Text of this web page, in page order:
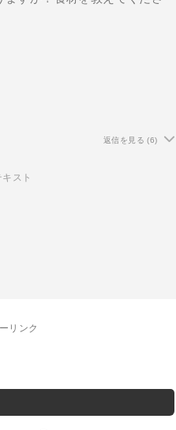
返信を見る (6)
スト
リンク